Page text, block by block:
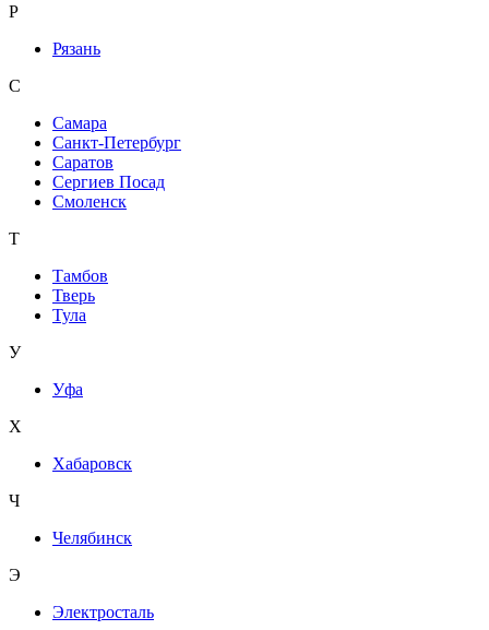
Р
Рязань
С
Самара
Санкт-Петербург
Саратов
Сергиев Посад
Смоленск
Т
Тамбов
Тверь
Тула
У
Уфа
Х
Хабаровск
Ч
Челябинск
Э
Электросталь